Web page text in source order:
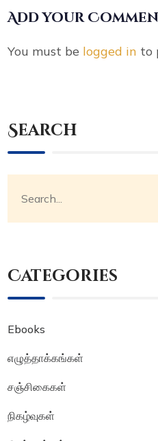
Add your
You must be logged in to
Search
Categories
Ebooks
எழுத்தாக்கங்கள்
சஞ்சிகைகள்
நிகழ்வுகள்